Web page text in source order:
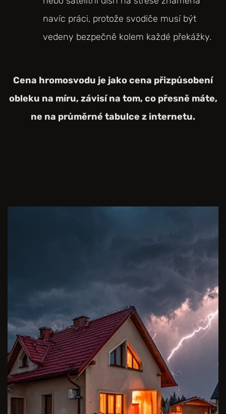
navíc práci, protože svodiče musí být
vedeny bezpečně kolem každé překážky.
Cena hromosvodu je jako cena přizpůsobení
obleku na míru, závisí na tom, co přesně máte,
ne na průměrné tabulce z internetu.